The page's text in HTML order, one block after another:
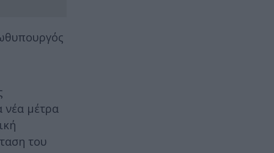
νέα μέτρα
του